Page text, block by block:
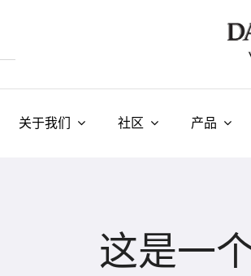
关于我们 社区 产品
这是一